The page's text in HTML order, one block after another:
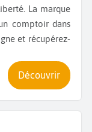
La marque
comptoir dans
et récupérez-
Découvrir